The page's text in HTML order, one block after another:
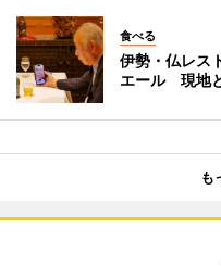
食べる
伊勢・仏レス
エール 現地
も